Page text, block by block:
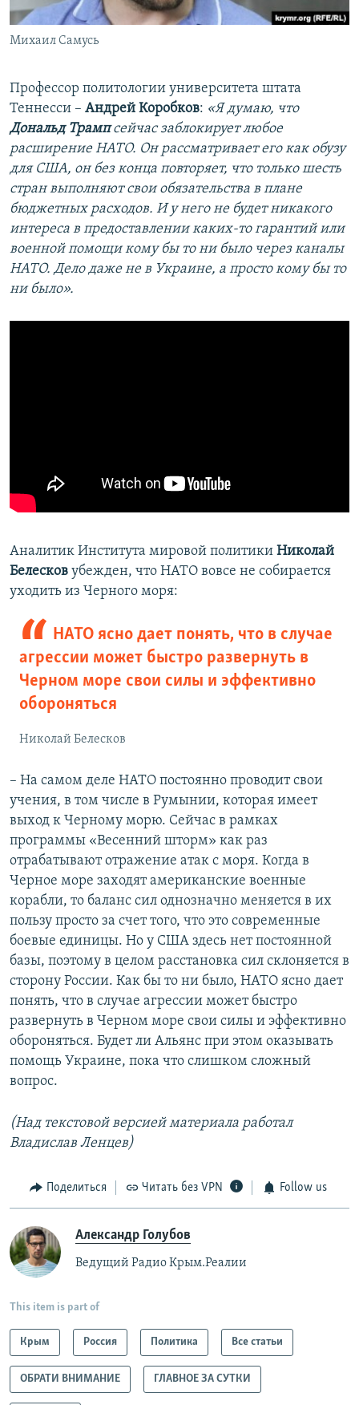
Михаил Самусь
Профессор политологии университета штата
Теннесси – Андрей Коробков: «Я думаю, что
Дональд Трампсейчас заблокирует любое
расширение НАТО. Он рассматривает его как обузу
для США, он без конца повторяет, что только шесть
стран выполняют свои обязательства в плане
бюджетных расходов. И у него не будет никакого
интереса в предоставлении каких-то гарантий или
военной помощи кому бы то ни было через каналы
НАТО. Дело даже не в Украине, а просто кому бы то
ни было».
Аналитик Института мировой политики Николай
Белесков убежден, что НАТО вовсе не собирается
уходить из Черного моря:
НАТО ясно дает понять, что в случае
агрессии может быстро развернуть в
Черном море свои силы и эффективно
обороняться
Николай Белесков
– На самом деле НАТО постоянно проводит свои
учения, в том числе в Румынии, которая имеет
выход к Черному морю. Сейчас в рамках
программы «Весенний шторм» как раз
отрабатывают отражение атак с моря. Когда в
Черное море заходят американские военные
корабли, то баланс сил однозначно меняется в их
пользу просто за счет того, что это современные
боевые единицы. Но у США здесь нет постоянной
базы, поэтому в целом расстановка сил склоняется в
сторону России. Как бы то ни было, НАТО ясно дает
понять, что в случае агрессии может быстро
развернуть в Черном море свои силы и эффективно
обороняться. Будет ли Альянс при этом оказывать
помощь Украине, пока что слишком сложный
вопрос.
(Над текстовой версией материала работал
Владислав Ленцев)
Поделиться Читать без VPN Follow us
Александр Голубов
Ведущий Радио Крым.Реалии
This item is part of
Крым Россия Политика Все статьи
ОБРАТИ ВНИМАНИЕ ГЛАВНОЕ ЗА СУТКИ